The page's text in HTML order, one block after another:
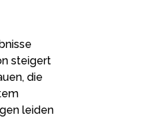
steigert
die
leiden